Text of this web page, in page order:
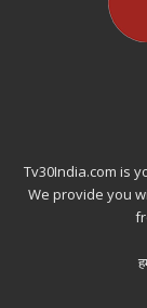
Tv30India.com is
We provide you